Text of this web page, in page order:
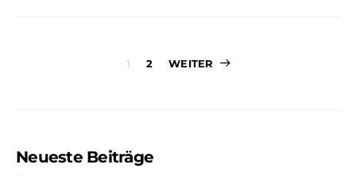
1 2 WEITER
Neueste Beiträge